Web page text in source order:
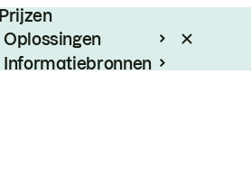
Prijzen
Oplossingen
Informatiebronnen